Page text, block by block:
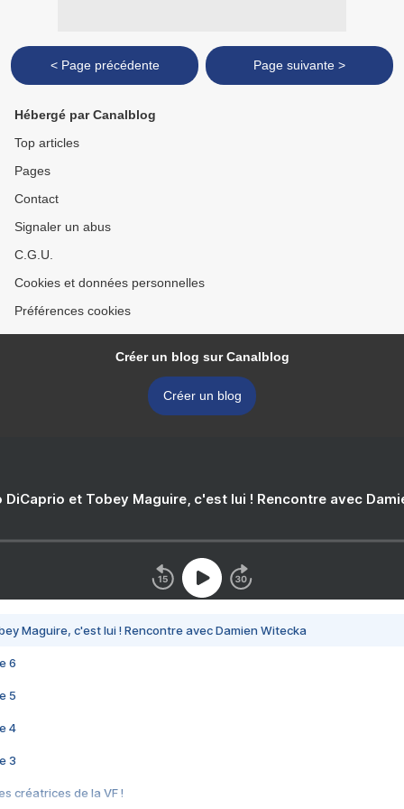
< Page précédente Page suivante >
Hébergé par Canalblog
Top articles
Pages
Contact
Signaler un abus
C.G.U.
Cookies et données personnelles
Préférences cookies
Créer un blog sur Canalblog
Créer un blog
DiCaprio et Tobey Maguire, c'est lui ! Rencontre avec
Maguire, c'est lui ! Rencontre avec Damien Witecka
6
5
4
3
créatrices de la VF !